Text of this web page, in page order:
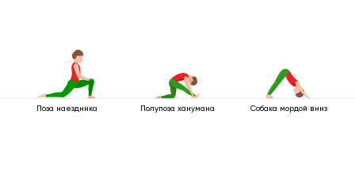
Поза наездника Полупоза ханумана Собака мордой вниз